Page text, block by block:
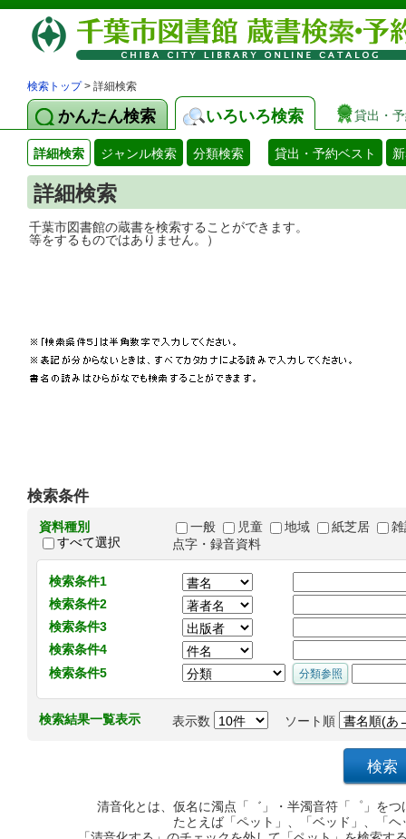
検索トップ> 詳細検索
かんたん検索 いろいろ検索 貸出・
詳細検索 ジャンル検索 分類検索 貸出・予約ベスト
詳細検索
千葉市図書館の蔵書を検索することがで
等をするものではありません。）
検索条件
資料種別
すべて選択
一般 児童 地域 紙芝居
点字・録音資料
検索条件1
検索条件2
検索条件3
検索条件4
検索条件5
検索結果一覧表示 表示数 ソート順
清音化とは、仮名に濁点「゛」・半濁音符「゜」を
たとえば「ペット」、「ベッド」、「